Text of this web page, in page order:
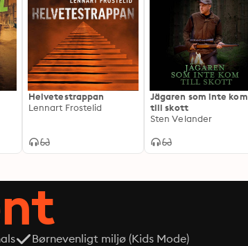
Helvetestrappan
Lennart Frostelid
Jägaren som inte kom
till skott
Sten Velander
Børnevenligt miljø (Kids Mode)